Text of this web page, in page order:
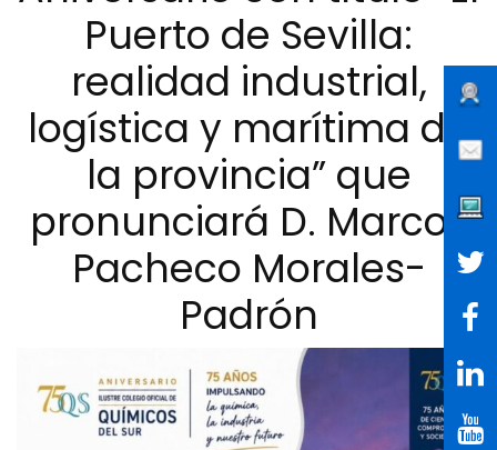
Puerto de Sevilla:
realidad industrial,
logística y marítima de
la provincia” que
pronunciará D. Marcos
Pacheco Morales-
Padrón